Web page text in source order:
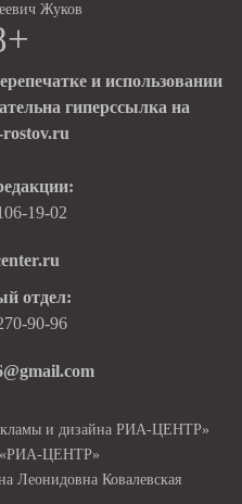
Жуков
и использовании
гиперссылка на
19-02
отдел:
90-96
и дизайна РИА-ЦЕНТР»
«РИА-ЦЕНТР»
Леонидовна Ковалевская